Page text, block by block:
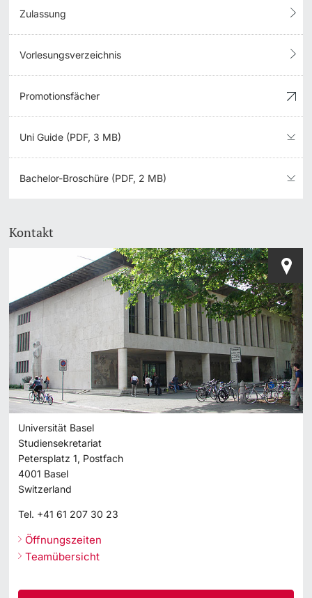
Zulassung
Vorlesungsverzeichnis
Promotionsfächer
Uni Guide (PDF, 3 MB)
Bachelor-Broschüre (PDF, 2 MB)
Kontakt
Universität Basel
Studiensekretariat
Petersplatz 1, Postfach
4001 Basel
Switzerland
Tel. +41 61 207 30 23
Öffnungszeiten
Teamübersicht